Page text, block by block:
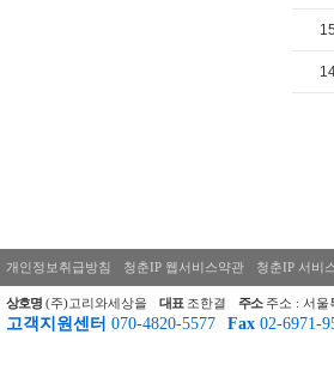
15
개인정보취급방침 청춘IP 웹서비스약관 청춘IP 서비
상호명 (주)고리와세상을 대표 조한결 주소 주소 : 서울
고객지원센터 070-4820-5577 Fax 02-6971-